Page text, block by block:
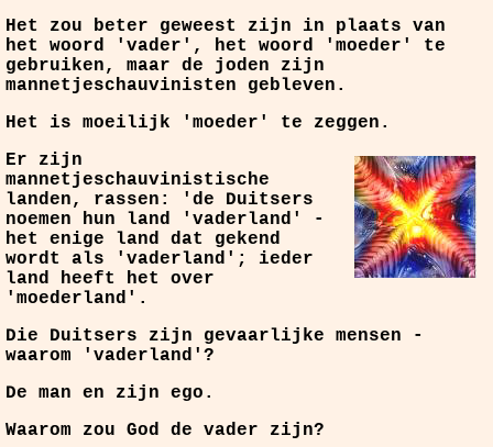
Het zou beter geweest zijn in plaats van
het woord 'vader', het woord 'moeder' te
gebruiken, maar de joden zijn
mannetjeschauvinisten gebleven.
Het is moeilijk 'moeder' te zeggen.
Er zijn
mannetjeschauvinistische
landen, rassen: 'de Duitsers
noemen hun land 'vaderland' -
het enige land dat gekend
wordt als 'vaderland'; ieder
land heeft het over
'moederland'.
Die Duitsers zijn gevaarlijke mensen -
waarom 'vaderland'?
De man en zijn ego.
Waarom zou God de vader zijn?